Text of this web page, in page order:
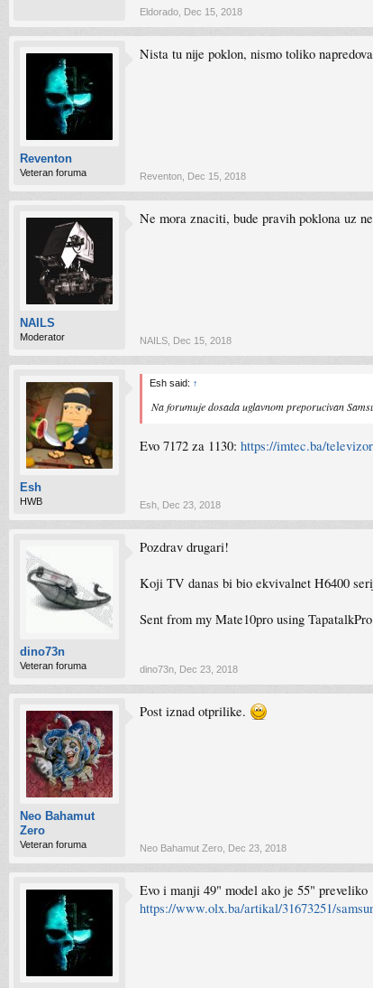
Eldorado Dec 15, 2018
Reventon
Veteran foruma
Nista tu nije poklon, nismo toliko
Reventon Dec 15, 2018
NAILS
Moderator
Ne mora znaciti, bude pravih poklona uz
NAILS Dec 15, 2018
Esh
HWB
Esh said: ↑
Na forumuje dosada uglavnom preporucivan
Evo 7172 za 1130: https://imtec.ba/
Esh Dec 23, 2018
dino73n
Veteran foruma
Pozdrav drugari!
Koji TV danas bi bio ekvivalnet H6400
Sent from my Mate10pro using TapatalkPro
dino73n Dec 23, 2018
Neo Bahamut
Zero
Veteran foruma
Post iznad otprilike.
Neo Bahamut Zero Dec 23, 2018
Evo i manji 49" model ako je 55" preveliko
https://www.olx.ba/artikal/31673251/